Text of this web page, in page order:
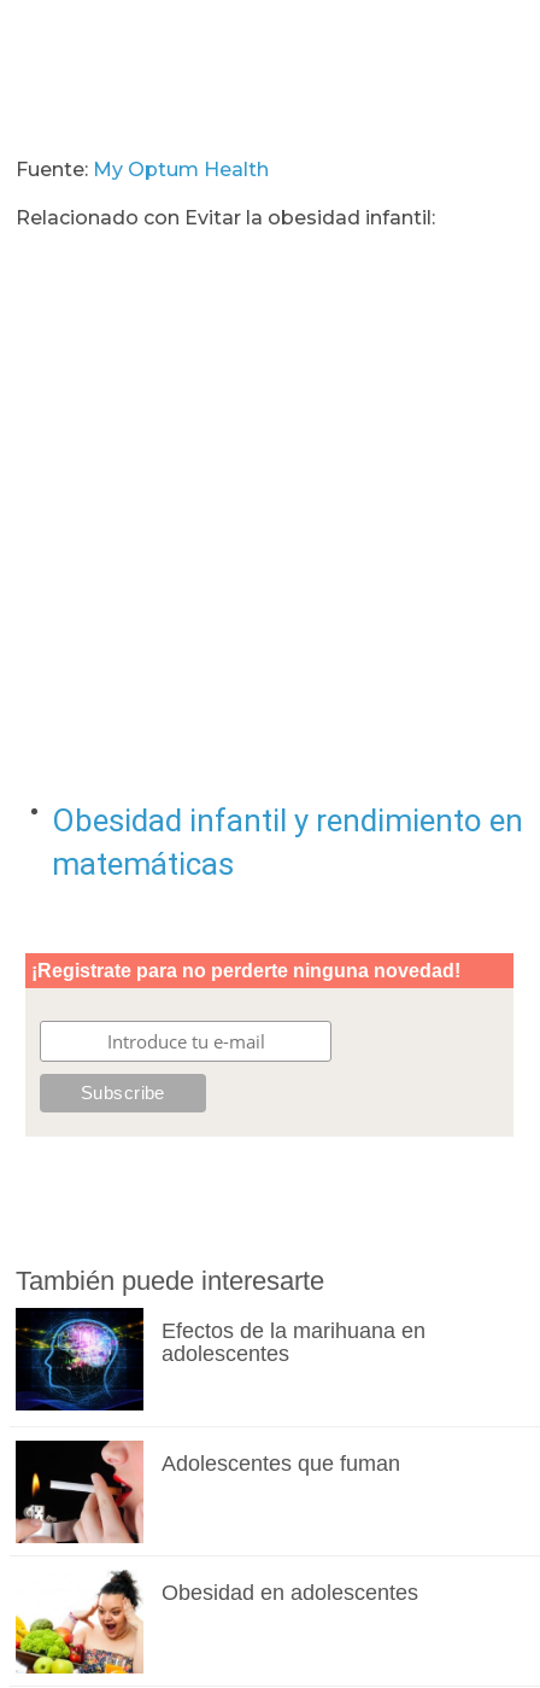
Fuente: My Optum Health
Relacionado con Evitar la obesidad infantil:
Obesidad infantil y rendimiento en
matemáticas
También puede interesarte
Efectos de la marihuana en
adolescentes
Adolescentes que fuman
Obesidad en adolescentes